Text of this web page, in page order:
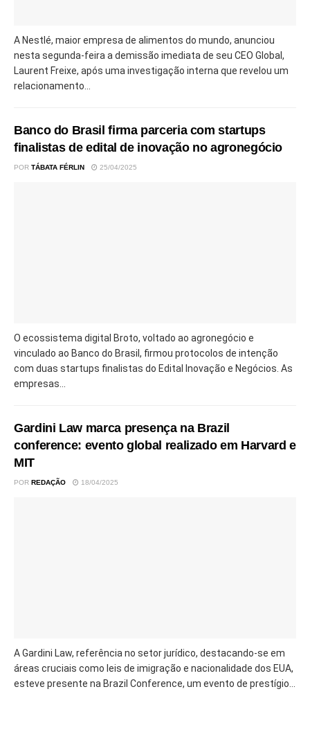
A Nestlé, maior empresa de alimentos do mundo, anunciou
nesta segunda-feira a demissão imediata de seu CEO Global,
Laurent Freixe, após uma investigação interna que revelou um
relacionamento...
Banco do Brasil firma parceria com startups
finalistas de edital de inovação no agronegócio
POR TÁBATA FÉRLIN 25/04/2025
O ecossistema digital Broto, voltado ao agronegócio e
vinculado ao Banco do Brasil, firmou protocolos de intenção
com duas startups finalistas do Edital Inovação e Negócios. As
empresas...
Gardini Law marca presença na Brazil
conference: evento global realizado em Harvard e
MIT
POR REDAÇÃO 18/04/2025
A Gardini Law, referência no setor jurídico, destacando-se em
áreas cruciais como leis de imigração e nacionalidade dos EUA,
esteve presente na Brazil Conference, um evento de prestígio...